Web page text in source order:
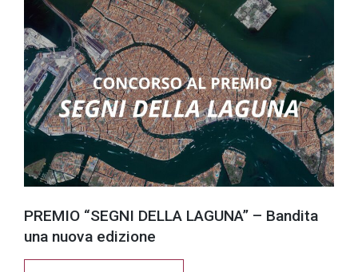
PREMIO “SEGNI DELLA LAGUNA” – Bandita
una nuova edizione